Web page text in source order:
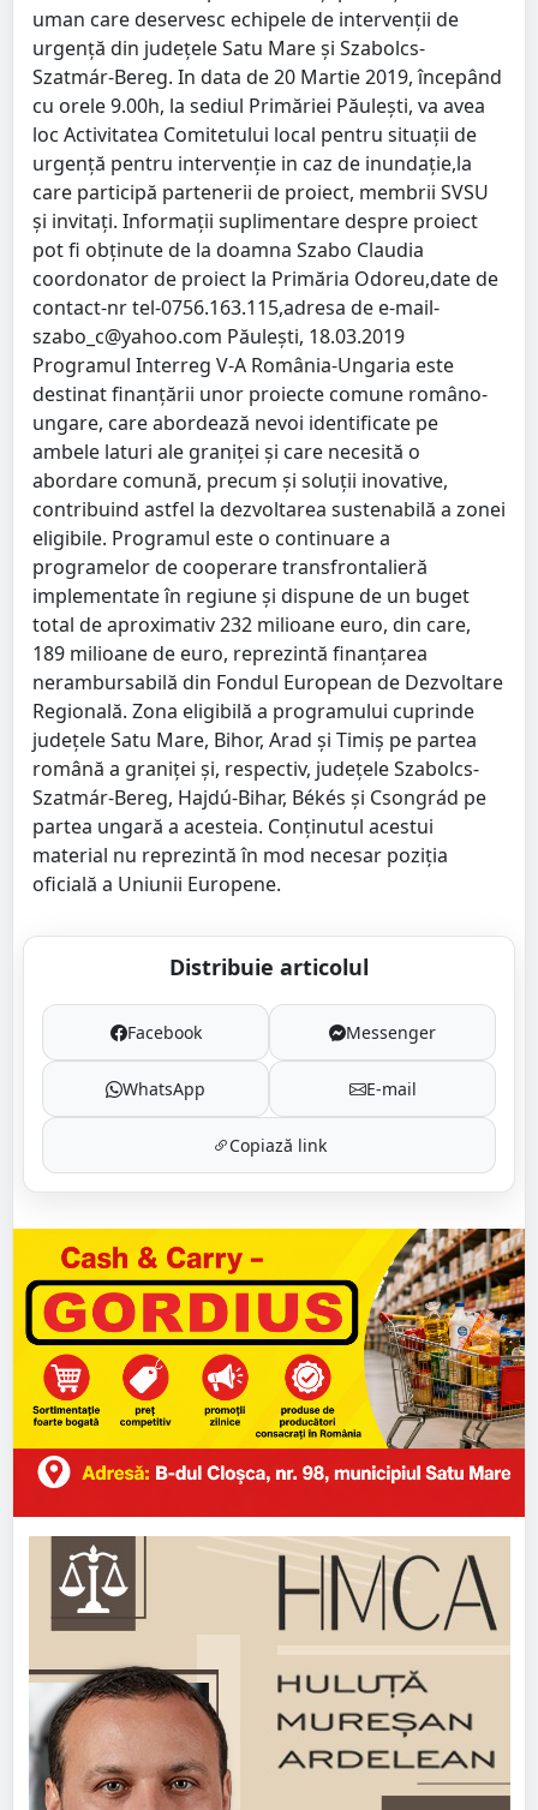
uman care deservesc echipele de intervenții de
urgență din județele Satu Mare și Szabolcs-
Szatmár-Bereg. In data de 20 Martie 2019, începând
cu orele 9.00h, la sediul Primăriei Păulești, va avea
loc Activitatea Comitetului local pentru situații de
urgență pentru intervenție in caz de inundație,la
care participă partenerii de proiect, membrii SVSU
și invitați. Informaţii suplimentare despre proiect
pot fi obţinute de la doamna Szabo Claudia
coordonator de proiect la Primăria Odoreu,date de
contact-nr tel-0756.163.115,adresa de e-mail-
szabo_c@yahoo.com Păulești, 18.03.2019
Programul Interreg V-A România-Ungaria este
destinat finanţării unor proiecte comune româno-
ungare, care abordează nevoi identificate pe
ambele laturi ale graniţei şi care necesită o
abordare comună, precum şi soluţii inovative,
contribuind astfel la dezvoltarea sustenabilă a zonei
eligibile. Programul este o continuare a
programelor de cooperare transfrontalieră
implementate în regiune şi dispune de un buget
total de aproximativ 232 milioane euro, din care,
189 milioane de euro, reprezintă finanţarea
nerambursabilă din Fondul European de Dezvoltare
Regională. Zona eligibilă a programului cuprinde
judeţele Satu Mare, Bihor, Arad şi Timiş pe partea
română a graniței şi, respectiv, judeţele Szabolcs-
Szatmár-Bereg, Hajdú-Bihar, Békés şi Csongrád pe
partea ungară a acesteia. Conţinutul acestui
material nu reprezintă în mod necesar poziţia
oficială a Uniunii Europene.
Distribuie articolul
Facebook Messenger
WhatsApp E-mail
Copiază link